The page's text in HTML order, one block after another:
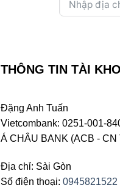
THÔNG TIN TÀI
Đặng Anh Tuấn
Vietcombank: 0251-001-
Á CHÂU BANK (ACB -
Địa chỉ: Sài Gòn
Số điện thoại: 0945821522